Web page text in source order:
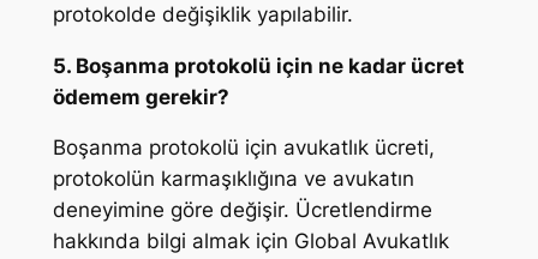
protokolde değişiklik yapılabilir.
5. Boşanma protokolü için ne kadar ücret
ödemem gerekir?
Boşanma protokolü için avukatlık ücreti,
protokolün karmaşıklığına ve avukatın
deneyimine göre değişir. Ücretlendirme
hakkında bilgi almak için Global Avukatlık